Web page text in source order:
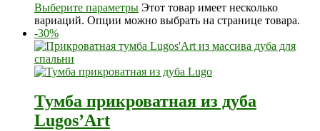
Выберите параметры Этот товар имеет несколько
вариаций. Опции можно выбрать на странице товара.
-30%
Тумба прикроватная из дуба
Lugos’Art